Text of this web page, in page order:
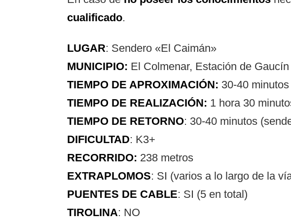
cualificado.
LUGAR: Sendero «El Caimán»
MUNICIPIO: El Colmenar, Estación de
TIEMPO DE APROXIMACIÓN: 30-40 minutos
TIEMPO DE REALIZACIÓN: 1 hora 30
TIEMPO DE RETORNO: 30-40 minutos
DIFICULTAD: K3+
RECORRIDO: 238 metros
EXTRAPLOMOS: SI (varios a lo largo de la
PUENTES DE CABLE: SI (5 en total)
TIROLINA: NO